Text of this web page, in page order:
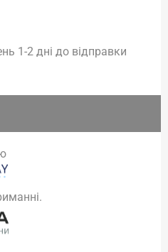
1-2 дні до відправки